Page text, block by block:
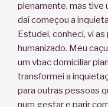
plenamente, mas tive
daí começou a
Estudei, conheci, vi
humanizado. Meu
um vbac domiciliar
transformei a
para outras pessoas
num gestar e parir